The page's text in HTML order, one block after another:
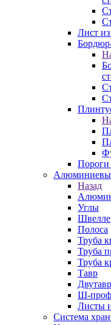
Лист
Пороги
Назад
Углы
Полоса
Труба
Труба
Труба
Тавр
Двутавр
Ш-
Листы
Система